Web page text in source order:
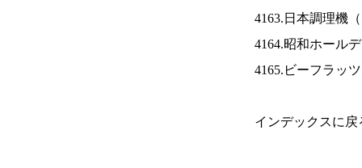
4163.日本調理機（
4164.昭和ホール
4165.ビーフラッ
インデックスに戻